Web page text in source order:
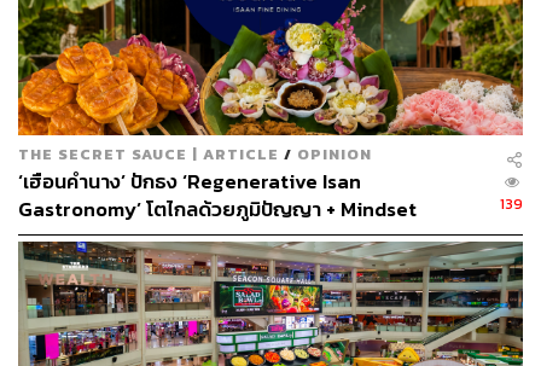
THE SECRET SAUCE | ARTICLE / OPINION
‘เฮือนคำนาง’ ปักธง ‘Regenerative Isan
Gastronomy’ โตไกลด้วยภูมิปัญญา + Mindset
139